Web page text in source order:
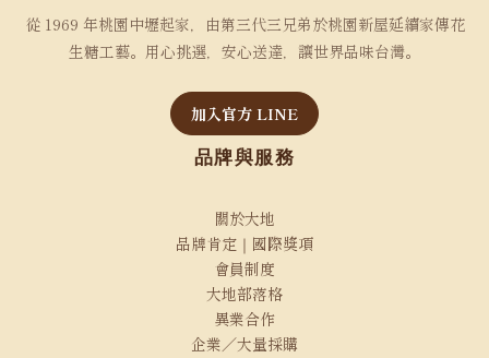
從 1969 年桃園中壢起家，由第三代三兄弟於桃園新屋延續家傳花
生糖工藝。用心挑選，安心送達，讓世界品味台灣。
加入官方 LINE
品牌與服務
關於大地
品牌肯定｜國際獎項
會員制度
大地部落格
異業合作
企業／大量採購